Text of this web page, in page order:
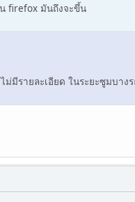
firefox มันถึงจะขึ้น
มีรายละเอียด ในระยะซูมบางร